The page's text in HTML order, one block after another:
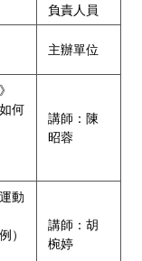
負責人員
主辦單位
何
講師：陳
昭蓉
動
）
講師：胡
椀婷